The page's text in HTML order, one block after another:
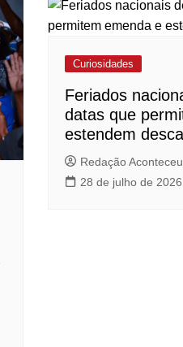
Curiosidades
Feriados
datas que
estendem
Redação
28 de julho de 2026